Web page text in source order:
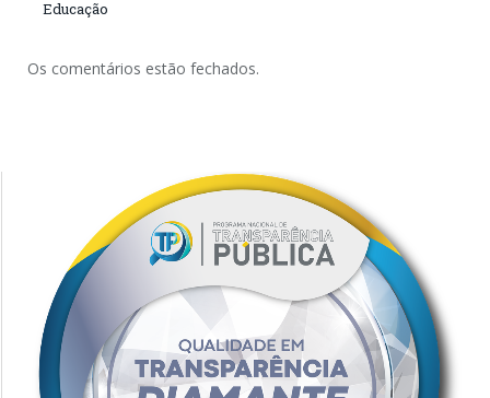
Educação
Os comentários estão fechados.